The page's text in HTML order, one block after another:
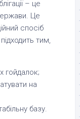
– це
Це
спосіб
тим,
гойдалок;
на
базу.